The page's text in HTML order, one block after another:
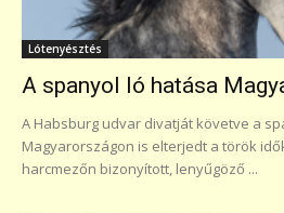
Lótenyésztés
A spanyol ló hatása
A Habsburg udvar divatját követve a
Magyarországon is elterjedt a török
harcmezőn bizonyított, lenyűgöző ...